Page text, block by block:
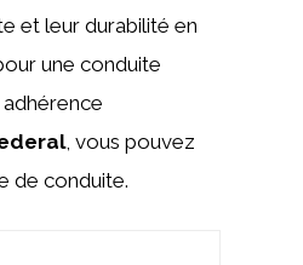
et leur durabilité en
une conduite
, vous pouvez
de conduite.